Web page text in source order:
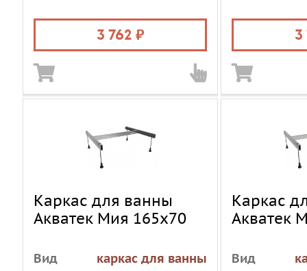
3 762 3
Каркас для ванны
Акватек Мия 165х70
Вид
каркас для ванны
Каркас
Акватек
Вид